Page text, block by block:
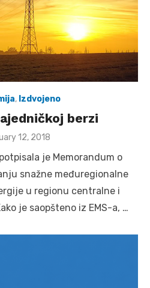
, Izdvojeno
berzi
12, 2018
je Memorandum o
snažne međuregionalne
u regionu centralne i
je saopšteno iz EMS-a, …